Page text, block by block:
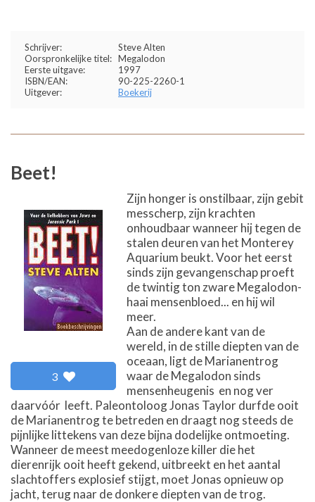
Schrijver:
Steve Alten
Oorspronkelijke titel: Megalodon
Eerste uitgave:
1997
ISBN/EAN:
90-225-2260-1
Uitgever:
Boekerij
Beet!
3
Zijn honger is onstilbaar, zijn gebit
messcherp, zijn krachten
onhoudbaar wanneer hij tegen de
stalen deuren van het Monterey
Aquarium beukt. Voor het eerst
sinds zijn gevangenschap proeft
de twintig ton zware Megalodon-
haai mensenbloed... en hij wil
meer.
Aan de andere kant van de
wereld, in de stille diepten van de
oceaan, ligt de Marianentrog
waar de Megalodon sinds
mensenheugenis  en nog ver
daarvóór  leeft. Paleontoloog Jonas Taylor durfde ooit
de Marianentrog te betreden en draagt nog steeds de
pijnlijke littekens van deze bijna dodelijke ontmoeting.
Wanneer de meest meedogenloze killer die het
dierenrijk ooit heeft gekend, uitbreekt en het aantal
slachtoffers explosief stijgt, moet Jonas opnieuw op
jacht, terug naar de donkere diepten van de trog.